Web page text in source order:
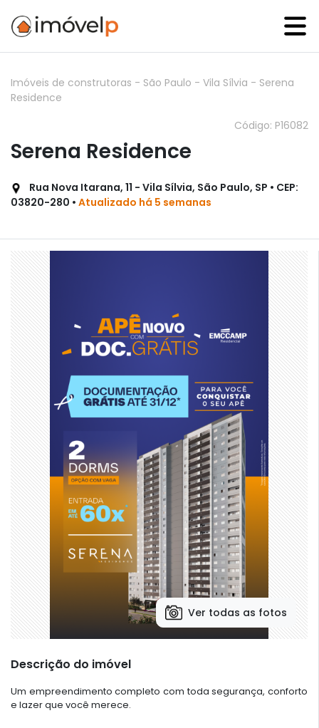
Imóveis de construtoras - São Paulo - Vila Sílvia - Serena
Residence
Código: P16082
Serena Residence
Rua Nova Itarana, 11 - Vila Sílvia, São Paulo, SP • CEP:
03820-280 • Atualizado há 5 semanas
Ver todas as fotos
Descrição do imóvel
Um empreendimento completo com toda segurança, conforto
e lazer que você merece.